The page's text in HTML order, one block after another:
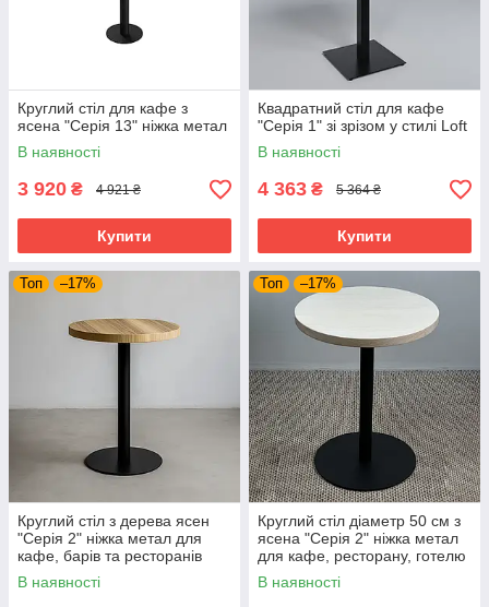
Круглий стіл для кафе з
ясена "Серія 13" ніжка метал
В наявності
3 920 ₴ 4 921 ₴
Купити
Квадратний стіл для кафе
"Серія 1" зі зрізом у стилі Loft
В наявності
4 363 ₴ 5 364 ₴
Купити
Топ –17%
Круглий стіл з дерева ясен
"Серія 2" ніжка метал для
кафе, барів та ресторанів
В наявності
Топ –17%
Круглий стіл діаметр 50 см з
ясена "Серія 2" ніжка метал
для кафе, ресторану, готелю
та бару
В наявності